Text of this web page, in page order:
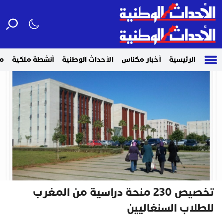
الرئيسية أخبار مكناس الأحداث الوطنية أنشطة ملكية
تخصيص 230 منحة دراسية من المغرب
للطلاب السنغاليين